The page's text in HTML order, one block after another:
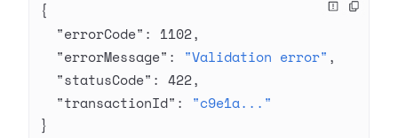
{
  "errorCode"
: 1102,
  "errorMessage"
: "Validation error" ,
  "statusCode"
: 422,
  "transactionId"
: "c9e1a..."
}